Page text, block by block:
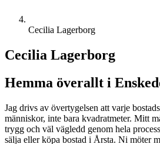
Cecilia Lagerborg
Cecilia Lagerborg
Hemma överallt i
Jag drivs av övertygelsen att varje
människor, inte bara kvadratmeter. Mitt
trygg och väl vägledd genom hela
sälja eller köpa bostad i Årsta. Ni möter